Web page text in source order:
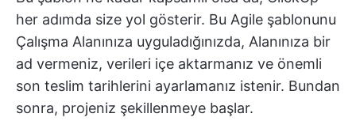
her adımda size yol gösterir. Bu Agile şablonunu
Çalışma Alanınıza uyguladığınızda, Alanınıza bir
ad vermeniz, verileri içe aktarmanız ve önemli
son teslim tarihlerini ayarlamanız istenir. Bundan
sonra, projeniz şekillenmeye başlar.